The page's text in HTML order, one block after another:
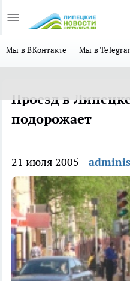
Мы в ВКонтакте Мы в
Проезд в
подорожает
21 июля 2005